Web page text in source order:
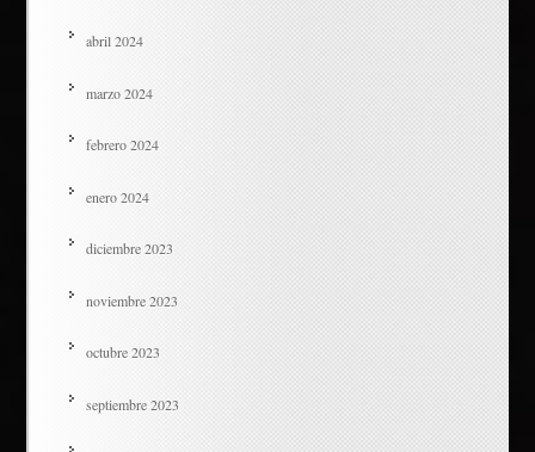
abril 2024
marzo 2024
febrero 2024
enero 2024
diciembre 2023
noviembre 2023
octubre 2023
septiembre 2023